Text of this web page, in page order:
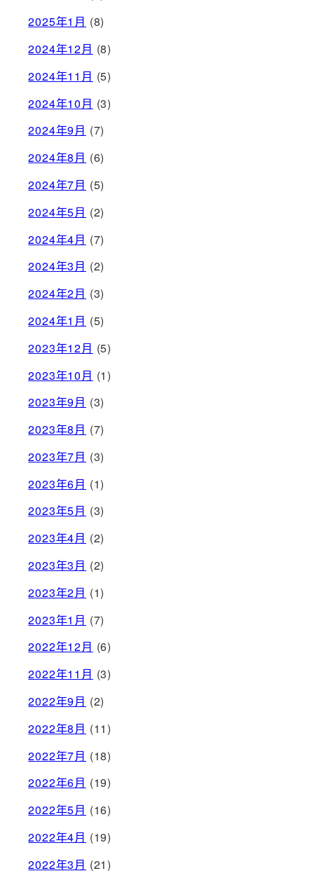
2025年1月 (8)
2024年12月 (8)
2024年11月 (5)
2024年10月 (3)
2024年9月 (7)
2024年8月 (6)
2024年7月 (5)
2024年5月 (2)
2024年4月 (7)
2024年3月 (2)
2024年2月 (3)
2024年1月 (5)
2023年12月 (5)
2023年10月 (1)
2023年9月 (3)
2023年8月 (7)
2023年7月 (3)
2023年6月 (1)
2023年5月 (3)
2023年4月 (2)
2023年3月 (2)
2023年2月 (1)
2023年1月 (7)
2022年12月 (6)
2022年11月 (3)
2022年9月 (2)
2022年8月 (11)
2022年7月 (18)
2022年6月 (19)
2022年5月 (16)
2022年4月 (19)
2022年3月 (21)